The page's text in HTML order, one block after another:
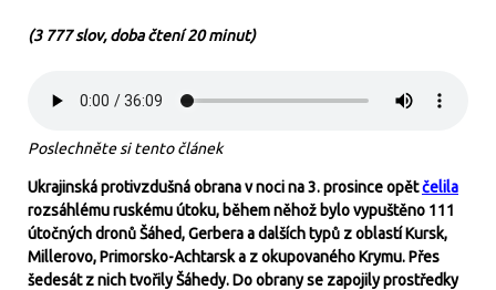
(3 777 slov, doba čtení 20 minut)
Poslechněte si tento článek
Ukrajinská protivzdušná obrana v noci na 3. prosince opětčelila
rozsáhlému ruskému útoku, během něhož bylo vypuštěno 111
útočných dronů Šáhed, Gerbera a dalších typů z oblastí Kursk,
Millerovo, Primorsko-Achtarsk a z okupovaného Krymu. Přes
šedesát z nich tvořily Šáhedy. Do obrany se zapojily prostředky